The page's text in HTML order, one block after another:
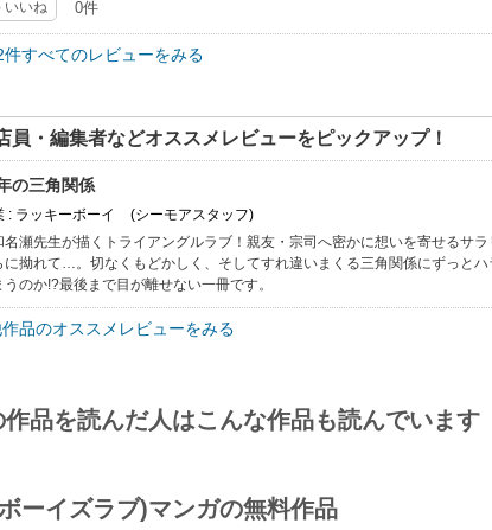
いいね 0件
件すべてのレビューをみる
員・編集者などオススメレビューをピックアップ！
の三角関係
: ラッキーボーイ
(シーモアスタッフ)
名瀬先生が描くトライアングルラブ！親友・宗司へ密かに想いを寄せるサ
に拗れて…。切なくもどかしく、そしてすれ違いまくる三角関係にずっと
うのか!?最後まで目が離せない一冊です。
品のオススメレビューをみる
作品を読んだ人はこんな作品も読んでいます
ーイズラブ)マンガの無料作品